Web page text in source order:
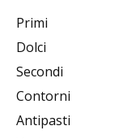
Primi
Dolci
Secondi
Contorni
Antipasti